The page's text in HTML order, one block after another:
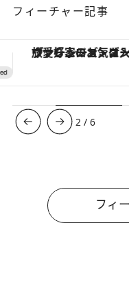
フィーチャー記事
3 /6
フィ